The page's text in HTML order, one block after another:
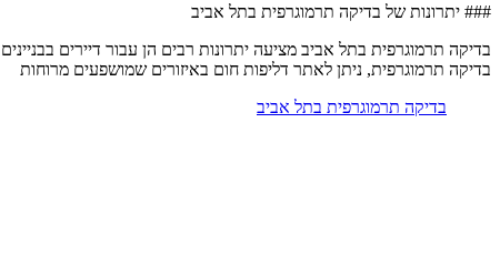
### יתרונות של בדיקה תרמוגרפית בתל אביב
בדיקה תרמוגרפית בתל אביב מציעה יתרונות רבים הן עבור דיירים
בדיקה תרמוגרפית, ניתן לאתר דליפות חום באיזורים שמושפעים מרוחות
בדיקה תרמוגרפית בתל אביב